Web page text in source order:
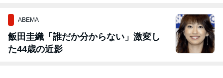
ABEMA
飯田圭織「誰だか分からない」激変し
た44歳の近影